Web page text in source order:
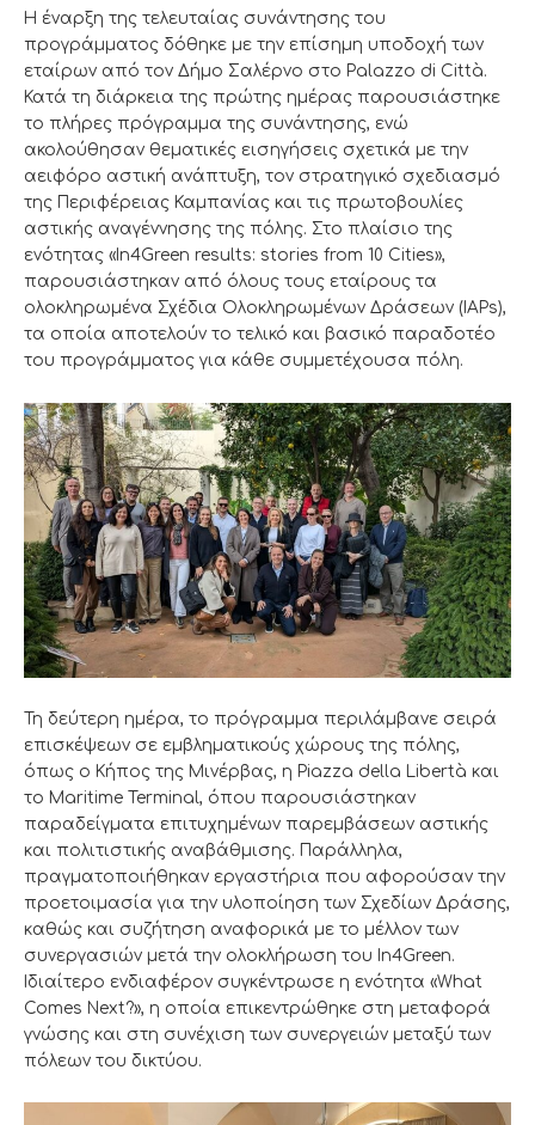
Η έναρξη της τελευταίας συνάντησης του
προγράμματος δόθηκε με την επίσημη υποδοχή των
εταίρων από τον Δήμο Σαλέρνο στο Palazzo di Città.
Κατά τη διάρκεια της πρώτης ημέρας παρουσιάστηκε
το πλήρες πρόγραμμα της συνάντησης, ενώ
ακολούθησαν θεματικές εισηγήσεις σχετικά με την
αειφόρο αστική ανάπτυξη, τον στρατηγικό σχεδιασμό
της Περιφέρειας Καμπανίας και τις πρωτοβουλίες
αστικής αναγέννησης της πόλης. Στο πλαίσιο της
ενότητας «In4Green results: stories from 10 Cities»,
παρουσιάστηκαν από όλους τους εταίρους τα
ολοκληρωμένα Σχέδια Ολοκληρωμένων Δράσεων (IAPs),
τα οποία αποτελούν το τελικό και βασικό παραδοτέο
του προγράμματος για κάθε συμμετέχουσα πόλη.
Τη δεύτερη ημέρα, το πρόγραμμα περιλάμβανε σειρά
επισκέψεων σε εμβληματικούς χώρους της πόλης,
όπως ο Κήπος της Μινέρβας, η Piazza della Libertà και
το Maritime Terminal, όπου παρουσιάστηκαν
παραδείγματα επιτυχημένων παρεμβάσεων αστικής
και πολιτιστικής αναβάθμισης. Παράλληλα,
πραγματοποιήθηκαν εργαστήρια που αφορούσαν την
προετοιμασία για την υλοποίηση των Σχεδίων Δράσης,
καθώς και συζήτηση αναφορικά με το μέλλον των
συνεργασιών μετά την ολοκλήρωση του In4Green.
Ιδιαίτερο ενδιαφέρον συγκέντρωσε η ενότητα «What
Comes Next?», η οποία επικεντρώθηκε στη μεταφορά
γνώσης και στη συνέχιση των συνεργειών μεταξύ των
πόλεων του δικτύου.